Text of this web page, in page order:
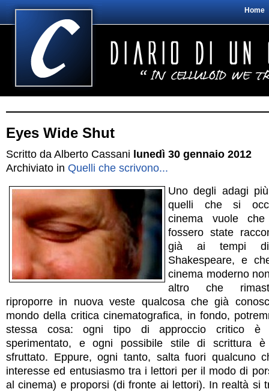
Home
Eyes Wide Shut
Scritto da Alberto Cassani lunedì 30 gennaio 2012
Archiviato in Quelli che scrivono...
Uno degli adagi
quelli che si
cinema vuole
fossero state
già ai tempi di
Shakespeare, e
cinema moderno
altro che
riproporre in nuova veste qualcosa che già
mondo della critica cinematografica, in fondo,
stessa cosa: ogni tipo di approccio critico è
sperimentato, e ogni possibile stile di scrittura
sfruttato. Eppure, ogni tanto, salta fuori qualcuno
interesse ed entusiasmo tra i lettori per il modo di
al cinema) e proporsi (di fronte ai lettori). In realtà si